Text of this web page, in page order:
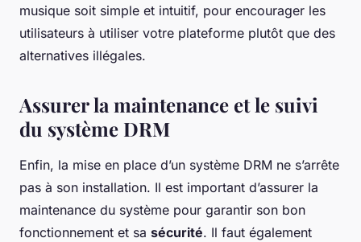
musique soit simple et intuitif, pour encourager les
utilisateurs à utiliser votre plateforme plutôt que des
alternatives illégales.
Assurer la maintenance et le suivi
du système DRM
Enfin, la mise en place d’un système DRM ne s’arrête
pas à son installation. Il est important d’assurer la
maintenance du système pour garantir son bon
fonctionnement et sa sécurité. Il faut également